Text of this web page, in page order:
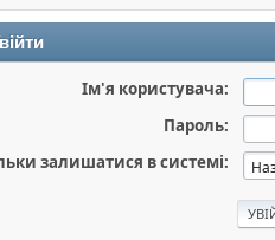
Ім'я користувача:
Пароль:
залишатися в системі: